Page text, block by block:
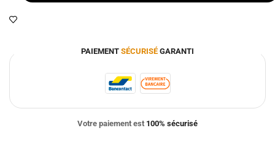
PAIEMENT SÉCURISÉ GARANTI
Votre paiement est 100% sécurisé